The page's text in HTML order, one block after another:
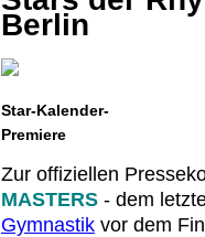
Berlin
Star-Kalender-
Premiere
Zur offiziellen
MASTERS - dem
Gymnastik vor dem